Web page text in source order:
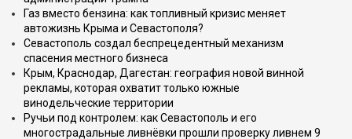
Газ вместо бензина: как топливный кризис меняет
автожизнь Крыма и Севастополя?
Севастополь создал беспрецедентный механизм
спасения местного бизнеса
Крым, Краснодар, Дагестан: география новой винной
рекламы, которая охватит только южные
винодельческие территории
Ручьи под контролем: как Севастополь и его
многострадальные ливнёвки прошли проверку ливнем 9